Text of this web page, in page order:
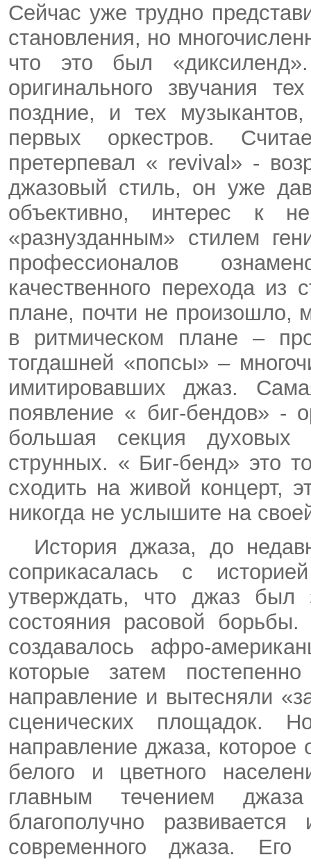
Сейчас уже трудно
становления, но
что это был
оригинального звучания
поздние, и тех
первых оркестров.
претерпевал « revival » -
джазовый стиль, он уже
объективно, интерес к
«разнузданным» стилем
профессионалов
качественного перехода из
плане, почти не произошло,
в ритмическом плане –
тогдашней «попсы» –
имитировавших джаз.
появление « биг-бендов» -
большая секция
струнных. « Биг-бенд» это
сходить на живой концерт,
никогда не услышите на
История джаза, до
соприкасалась с
утверждать, что джаз был
состояния расовой
создавалось афро-
которые затем
направление и вытесняли
сценических площадок.
направление джаза, которое
белого и цветного
главным течением
благополучно
современного джаза. Его